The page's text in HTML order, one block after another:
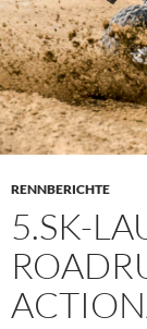
RENNBERICHTE
5.SK-